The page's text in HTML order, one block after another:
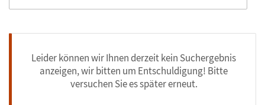
Leider können wir Ihnen derzeit kein Suchergebnis
anzeigen, wir bitten um Entschuldigung! Bitte
versuchen Sie es später erneut.